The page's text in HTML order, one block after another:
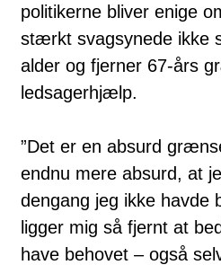
politikerne bliver enige
stærkt svagsynede ikke
alder og fjerner 67-års
ledsagerhjælp.
”Det er en absurd
endnu mere absurd, at
dengang jeg ikke havde
ligger mig så fjernt at
have behovet – også